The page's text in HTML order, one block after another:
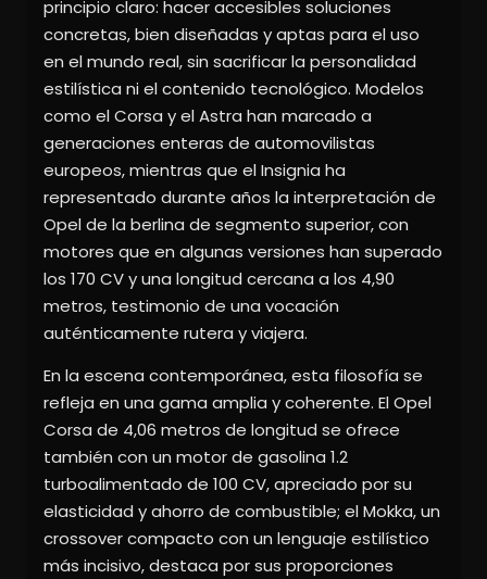
principio claro: hacer accesibles soluciones
concretas, bien diseñadas y aptas para el uso
en el mundo real, sin sacrificar la personalidad
estilística ni el contenido tecnológico. Modelos
como el Corsa y el Astra han marcado a
generaciones enteras de automovilistas
europeos, mientras que el Insignia ha
representado durante años la interpretación de
Opel de la berlina de segmento superior, con
motores que en algunas versiones han superado
los 170 CV y una longitud cercana a los 4,90
metros, testimonio de una vocación
auténticamente rutera y viajera.
En la escena contemporánea, esta filosofía se
refleja en una gama amplia y coherente. El Opel
Corsa de 4,06 metros de longitud se ofrece
también con un motor de gasolina 1.2
turboalimentado de 100 CV, apreciado por su
elasticidad y ahorro de combustible; el Mokka, un
crossover compacto con un lenguaje estilístico
más incisivo, destaca por sus proporciones